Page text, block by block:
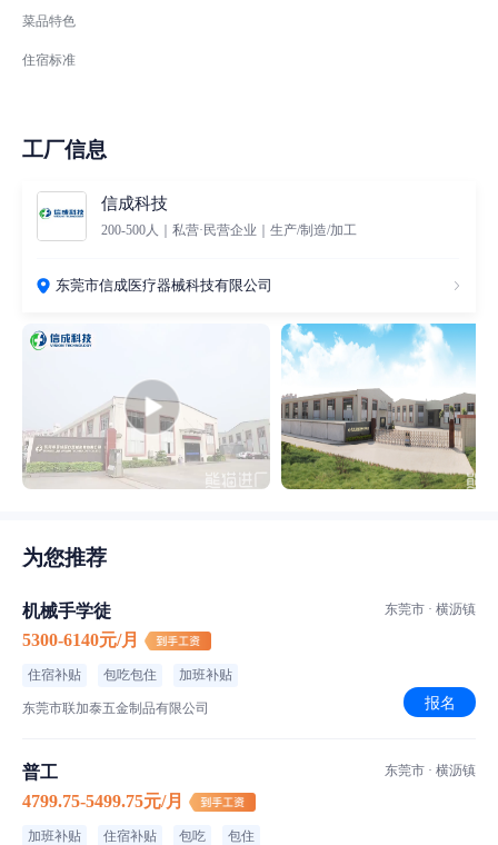
菜品特色
住宿标准
工厂信息
信成科技
200-500人｜私营·民营企业｜生产/制造/加工
东莞市信成医疗器械科技有限公司
为您推荐
机械手学徒
5300-6140元/月
住宿补贴 包吃包住 加班补贴
东莞市联加泰五金制品有限公司
东莞市 · 横沥镇
报名
普工
4799.75-5499.75元/月
加班补贴 住宿补贴 包吃 包住
东莞市 · 横沥镇